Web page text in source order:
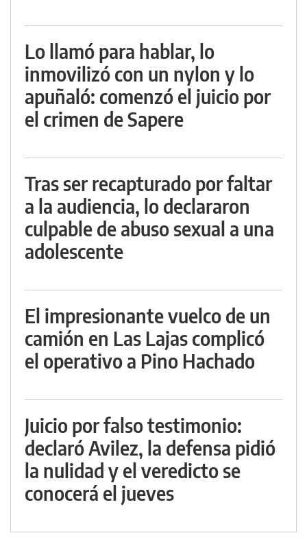
Lo llamó para hablar, lo
inmovilizó con un nylon y lo
apuñaló: comenzó el juicio por
el crimen de Sapere
Tras ser recapturado por faltar
a la audiencia, lo declararon
culpable de abuso sexual a una
adolescente
El impresionante vuelco de un
camión en Las Lajas complicó
el operativo a Pino Hachado
Juicio por falso testimonio:
declaró Avilez, la defensa pidió
la nulidad y el veredicto se
conocerá el jueves